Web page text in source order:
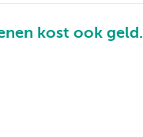
kost ook geld.